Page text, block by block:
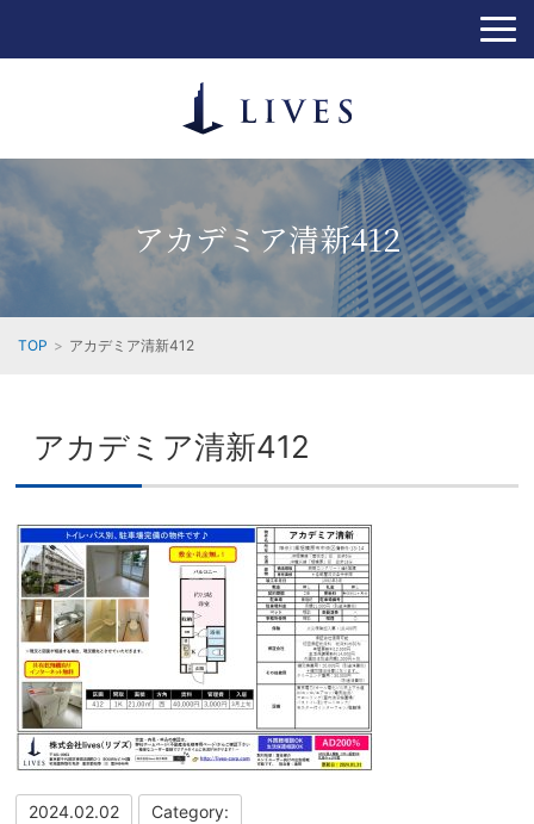
アカデミア清新412
TOP アカデミア清新412
アカデミア清新412
2024.02.02 Category: